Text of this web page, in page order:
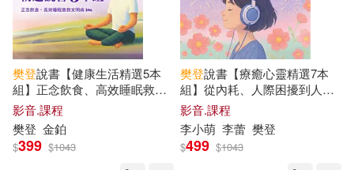
樊登說書【健康生活精選5本
組】正念飲食、高效睡眠救救
文明病 (影片)
影音.課程
樊登 金鉑
$399 $1043
樊登說書【療癒心靈精選7本
組】從內耗、人際困擾到人間
清醒 (影片)
影音.課程
李小萌 李蕾 樊登
$499 $1043